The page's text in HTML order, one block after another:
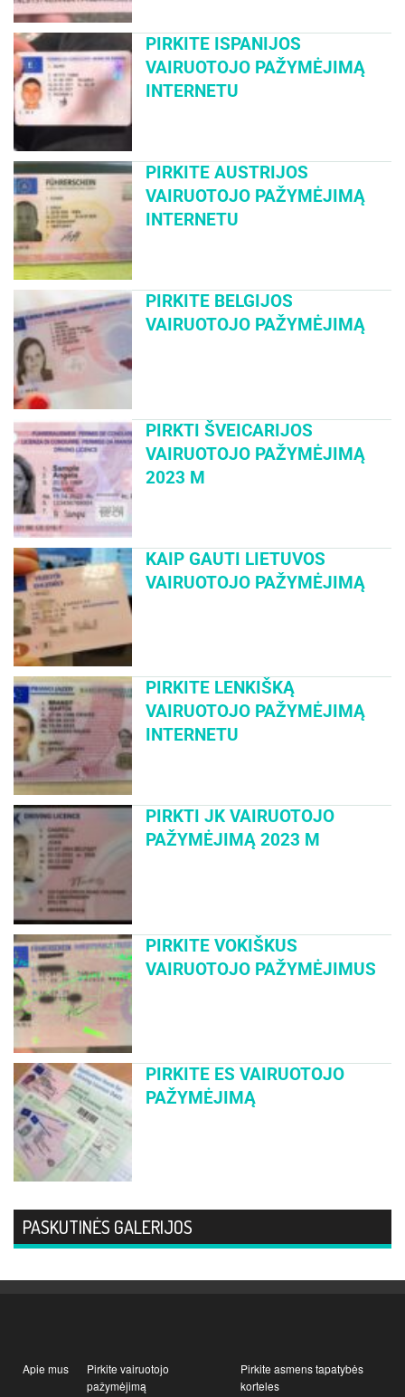
PIRKITE ISPANIJOS
VAIRUOTOJO PAŽYMĖJIMĄ
INTERNETU
PIRKITE AUSTRIJOS
VAIRUOTOJO PAŽYMĖJIMĄ
INTERNETU
PIRKITE BELGIJOS
VAIRUOTOJO PAŽYMĖJIMĄ
PIRKTI ŠVEICARIJOS
VAIRUOTOJO PAŽYMĖJIMĄ
2023 M
KAIP GAUTI LIETUVOS
VAIRUOTOJO PAŽYMĖJIMĄ
PIRKITE LENKIŠKĄ
VAIRUOTOJO PAŽYMĖJIMĄ
INTERNETU
PIRKTI JK VAIRUOTOJO
PAŽYMĖJIMĄ 2023 M
PIRKITE VOKIŠKUS
VAIRUOTOJO PAŽYMĖJIMUS
PIRKITE ES VAIRUOTOJO
PAŽYMĖJIMĄ
PASKUTINĖS GALERIJOS
Apie mus
Pirkite vairuotojo
pažymėjimą
Pirkite asmens tapatybės
korteles